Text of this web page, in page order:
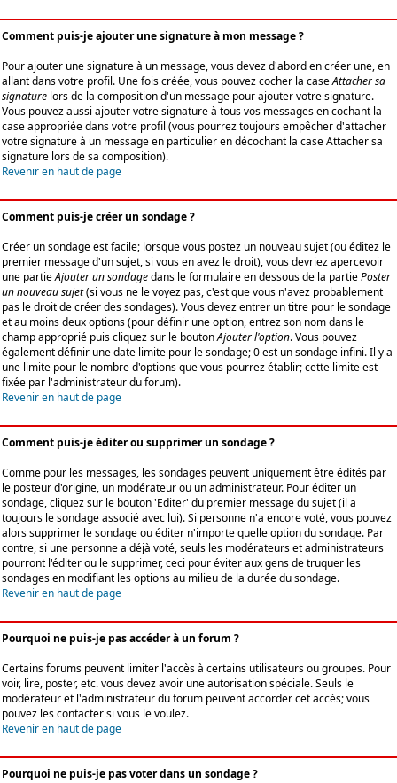
Comment puis-je ajouter une signature à mon message ?
Pour ajouter une signature à un message, vous devez d'abord en créer une, en
allant dans votre profil. Une fois créée, vous pouvez cocher la caseAttacher sa
signature lors de la composition d'un message pour ajouter votre signature.
Vous pouvez aussi ajouter votre signature à tous vos messages en cochant la
case appropriée dans votre profil (vous pourrez toujours empêcher d'attacher
votre signature à un message en particulier en décochant la case Attacher sa
signature lors de sa composition).
Revenir en haut de page
Comment puis-je créer un sondage ?
Créer un sondage est facile; lorsque vous postez un nouveau sujet (ou éditez le
premier message d'un sujet, si vous en avez le droit), vous devriez apercevoir
une partieAjouter un sondagedans le formulaire en dessous de la partiePoster
un nouveau sujet(si vous ne le voyez pas, c'est que vous n'avez probablement
pas le droit de créer des sondages). Vous devez entrer un titre pour le sondage
et au moins deux options (pour définir une option, entrez son nom dans le
champ approprié puis cliquez sur le boutonAjouter l'option. Vous pouvez
également définir une date limite pour le sondage; 0 est un sondage infini. Il y a
une limite pour le nombre d'options que vous pourrez établir; cette limite est
fixée par l'administrateur du forum).
Revenir en haut de page
Comment puis-je éditer ou supprimer un sondage ?
Comme pour les messages, les sondages peuvent uniquement être édités par
le posteur d'origine, un modérateur ou un administrateur. Pour éditer un
sondage, cliquez sur le bouton 'Editer' du premier message du sujet (il a
toujours le sondage associé avec lui). Si personne n'a encore voté, vous pouvez
alors supprimer le sondage ou éditer n'importe quelle option du sondage. Par
contre, si une personne a déjà voté, seuls les modérateurs et administrateurs
pourront l'éditer ou le supprimer, ceci pour éviter aux gens de truquer les
sondages en modifiant les options au milieu de la durée du sondage.
Revenir en haut de page
Pourquoi ne puis-je pas accéder à un forum ?
Certains forums peuvent limiter l'accès à certains utilisateurs ou groupes. Pour
voir, lire, poster, etc. vous devez avoir une autorisation spéciale. Seuls le
modérateur et l'administrateur du forum peuvent accorder cet accès; vous
pouvez les contacter si vous le voulez.
Revenir en haut de page
Pourquoi ne puis-je pas voter dans un sondage ?